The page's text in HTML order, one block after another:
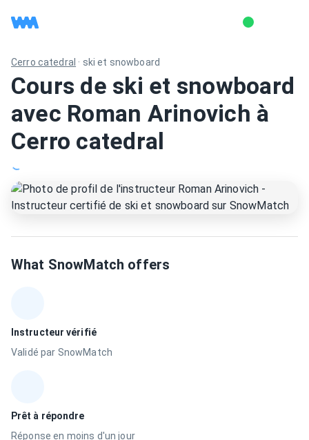
Cerro catedral · ski et snowboard
Cours de ski et snowboard
avec Roman Arinovich à
Cerro catedral
What SnowMatch offers
Instructeur vérifié
Validé par SnowMatch
Prêt à répondre
Réponse en moins d'un jour